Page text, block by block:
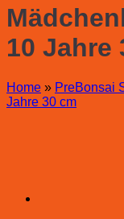
10 Jahre
Home » PreBonsai
Jahre 30 cm